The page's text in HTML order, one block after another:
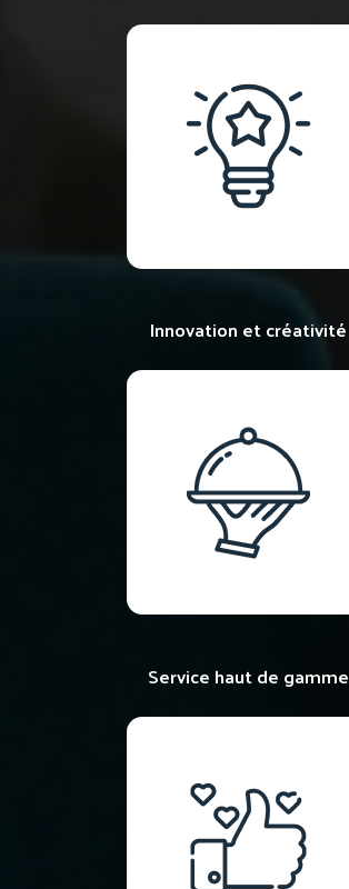
Innovation et créativité
Service haut de gamme